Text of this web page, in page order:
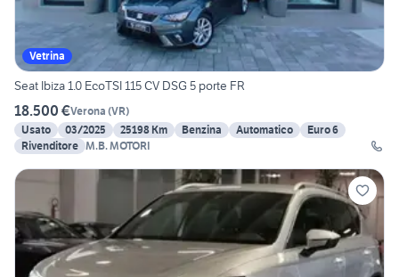
Vetrina
Seat Ibiza 1.0 EcoTSI 115 CV DSG 5 porte FR
18.500 €Verona (VR)
Usato
03/2025 25198 Km Benzina Automatico
Euro 6
Rivenditore M.B. MOTORI